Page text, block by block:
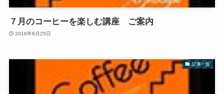
７月のコーヒーを楽しむ講座 ご案内
2016年6月25日
記事一覧